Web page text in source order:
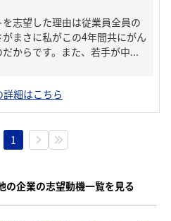
志望した理由は従業員全員の
まさに私がこの4年間共にがん
からです。また、若手が中...
細はこちら
1
の企業の志望動機一覧を見る